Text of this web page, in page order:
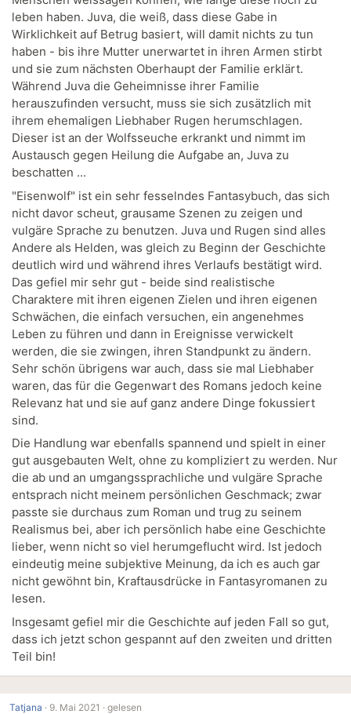
leben haben. Juva, die weiß, dass diese Gabe in
Wirklichkeit auf Betrug basiert, will damit nichts zu tun
haben - bis ihre Mutter unerwartet in ihren Armen stirbt
und sie zum nächsten Oberhaupt der Familie erklärt.
Während Juva die Geheimnisse ihrer Familie
herauszufinden versucht, muss sie sich zusätzlich mit
ihrem ehemaligen Liebhaber Rugen herumschlagen.
Dieser ist an der Wolfsseuche erkrankt und nimmt im
Austausch gegen Heilung die Aufgabe an, Juva zu
beschatten ...
"Eisenwolf" ist ein sehr fesselndes Fantasybuch, das sich
nicht davor scheut, grausame Szenen zu zeigen und
vulgäre Sprache zu benutzen. Juva und Rugen sind alles
Andere als Helden, was gleich zu Beginn der Geschichte
deutlich wird und während ihres Verlaufs bestätigt wird.
Das gefiel mir sehr gut - beide sind realistische
Charaktere mit ihren eigenen Zielen und ihren eigenen
Schwächen, die einfach versuchen, ein angenehmes
Leben zu führen und dann in Ereignisse verwickelt
werden, die sie zwingen, ihren Standpunkt zu ändern.
Sehr schön übrigens war auch, dass sie mal Liebhaber
waren, das für die Gegenwart des Romans jedoch keine
Relevanz hat und sie auf ganz andere Dinge fokussiert
sind.
Die Handlung war ebenfalls spannend und spielt in einer
gut ausgebauten Welt, ohne zu kompliziert zu werden. Nur
die ab und an umgangssprachliche und vulgäre Sprache
entsprach nicht meinem persönlichen Geschmack; zwar
passte sie durchaus zum Roman und trug zu seinem
Realismus bei, aber ich persönlich habe eine Geschichte
lieber, wenn nicht so viel herumgeflucht wird. Ist jedoch
eindeutig meine subjektive Meinung, da ich es auch gar
nicht gewöhnt bin, Kraftausdrücke in Fantasyromanen zu
lesen.
Insgesamt gefiel mir die Geschichte auf jeden Fall so gut,
dass ich jetzt schon gespannt auf den zweiten und dritten
Teil bin!
Tatjana · 9. Mai 2021 · gelesen